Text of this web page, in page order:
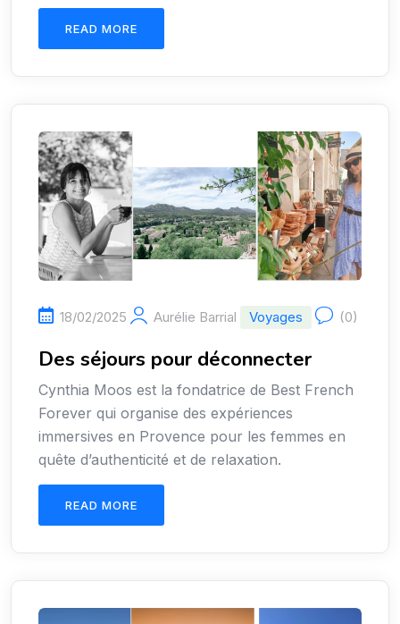
READ MORE
18/02/2025 Aurélie Barrial Voyages (0)
Des séjours pour déconnecter
Cynthia Moos est la fondatrice de Best French
Forever qui organise des expériences
immersives en Provence pour les femmes en
quête d’authenticité et de relaxation.
READ MORE